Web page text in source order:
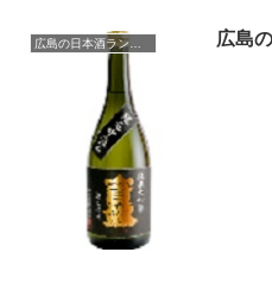
広島